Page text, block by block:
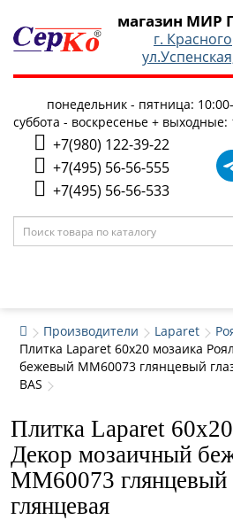
магазин МИР
г.
понедельник - пятница:
суббота - воскресенье + выходные:
+7(980) 122-39-22
+7(495) 56-56-555
+7(495) 56-56-533
Производители Laparet
Плитка Laparet 60x20 мозаика
бежевый ММ60073 глянцевый
BAS
Плитка Laparet
Декор мозаичный
ММ60073 глянцевый
глянцевая